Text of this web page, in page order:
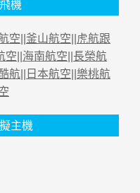
機
空 釜山航空
虎航跟
空 海南航空 長榮航
航 日本航空 樂桃航
主機